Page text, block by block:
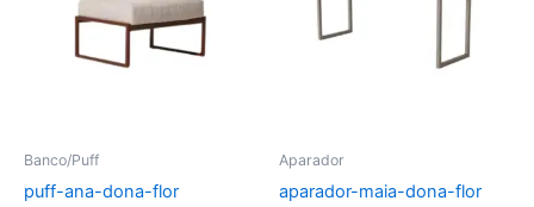
Banco/Puff
puff-ana-dona-flor
Aparador
aparador-maia-dona-flor